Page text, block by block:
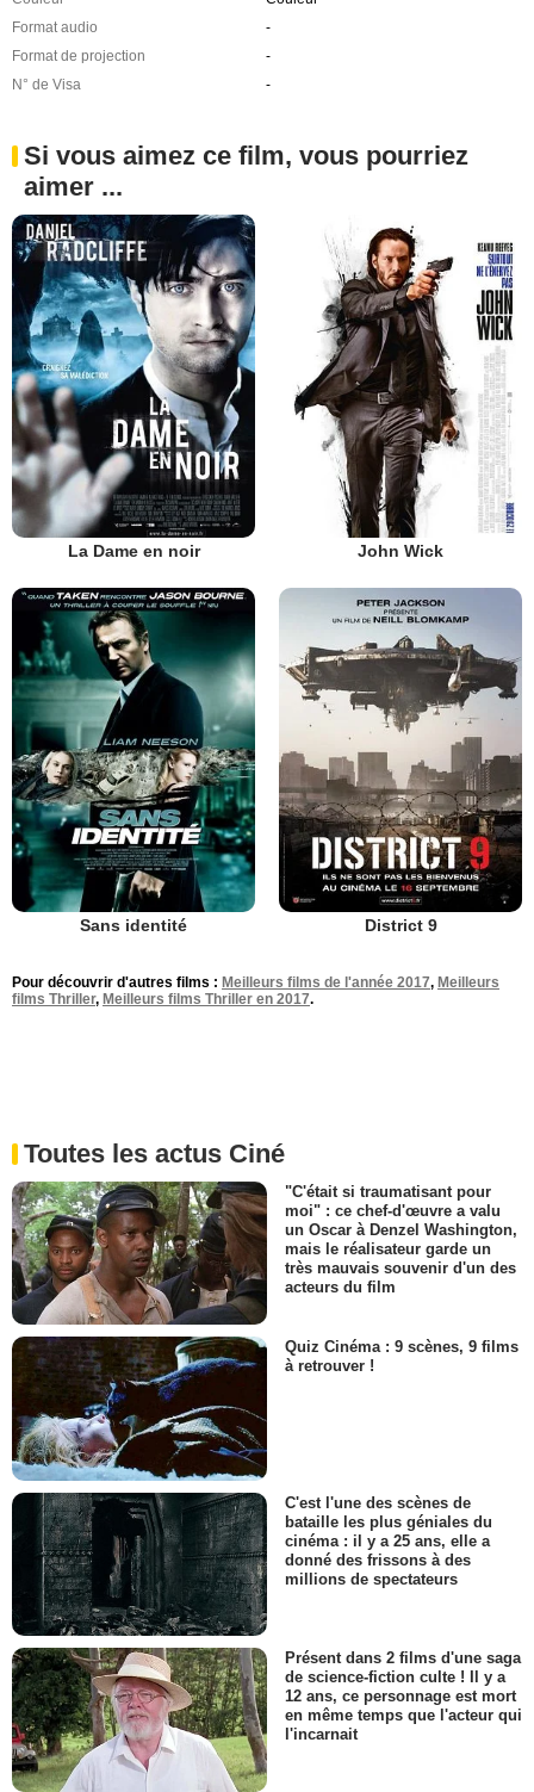
Format audio
-
Format de projection
-
N° de Visa
-
Si vous aimez ce film, vous pourriez
aimer ...
La Dame en noir John Wick
Sans identité District 9
Pour découvrir d'autres films : Meilleurs films de l'année 2017, Meilleurs
films Thriller, Meilleurs films Thriller en 2017.
Toutes les actus Ciné
"C'était si traumatisant pour
moi" : ce chef-d'œuvre a valu
un Oscar à Denzel Washington,
mais le réalisateur garde un
très mauvais souvenir d'un des
acteurs du film
Quiz Cinéma : 9 scènes, 9 films
à retrouver !
C'est l'une des scènes de
bataille les plus géniales du
cinéma : il y a 25 ans, elle a
donné des frissons à des
millions de spectateurs
Présent dans 2 films d'une saga
de science-fiction culte ! Il y a
12 ans, ce personnage est mort
en même temps que l'acteur qui
l'incarnait